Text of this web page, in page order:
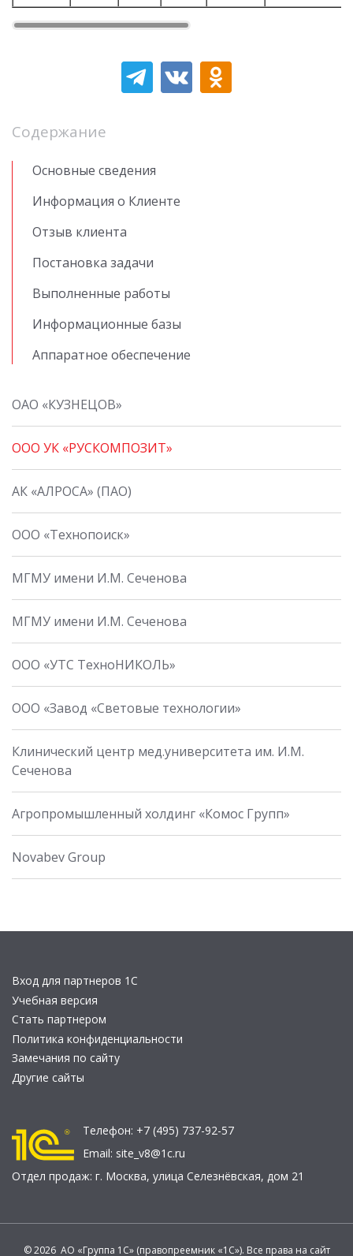
Содержание
Основные сведения
Информация о Клиенте
Отзыв клиента
Постановка задачи
Выполненные работы
Информационные базы
Аппаратное обеспечение
ОАО «КУЗНЕЦОВ»
ООО УК «РУСКОМПОЗИТ»
АК «АЛРОСА» (ПАО)
ООО «Технопоиск»
МГМУ имени И.М. Сеченова
МГМУ имени И.М. Сеченова
ООО «УТС ТехноНИКОЛЬ»
ООО «Завод «Световые технологии»
Клинический центр мед.университета им. И.М.
Сеченова
Агропромышленный холдинг «Комос Групп»
Novabev Group
Вход для партнеров 1С
Учебная версия
Стать партнером
Политика конфиденциальности
Замечания по сайту
Другие сайты
Телефон: +7 (495) 737-92-57
Email: site_v8@1c.ru
Отдел продаж: г. Москва, улица Селезнёвская, дом 21
© 2026 АО «Группа 1С» (правопреемник «1С»). Все права на сайт